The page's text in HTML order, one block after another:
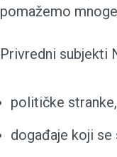
pomažemo
Privredni subjekti
političke
događaje koji se